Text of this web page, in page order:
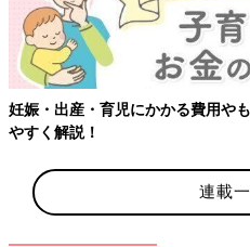
妊娠・出産・育児にかかる費用や
やすく解説！
連載